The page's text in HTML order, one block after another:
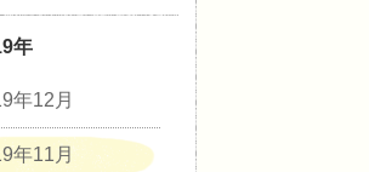
年
年12月
年11月